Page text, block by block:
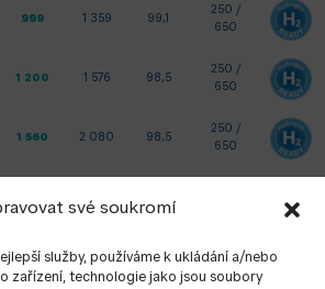
své soukromí
služby, používáme k ukládání a/nebo
zařízení, technologie jako jsou soubory
999 1 359 99,1
250 /
650
1 200 1 576 98,5
250 /
650
1 560 2 080 98,5
250 /
650
2 105
2 300 2 863 98,7
250 /